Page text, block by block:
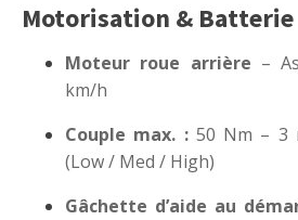
Motorisation & Batterie
Moteur roue arrière –
km/h
Couple max. :50 Nm – 3
(Low / Med / High)
Gâchette d’aide au